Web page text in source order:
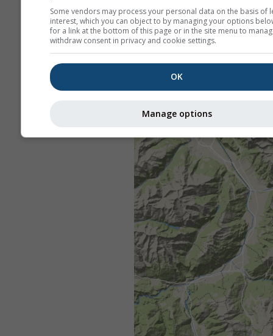
Some vendors may process your personal data on the basis of
interest, which you can object to by managing your options
for a link at the bottom of this page or in the site menu to
withdraw consent in privacy and cookie settings.
OK
Manage options